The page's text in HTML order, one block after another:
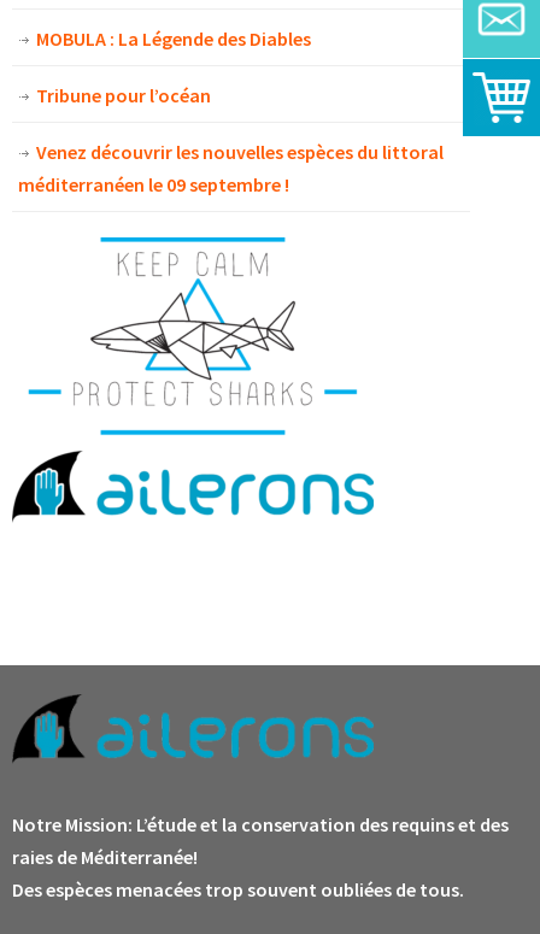
MOBULA : La Légende des Diables
Tribune pour l’océan
Venez découvrir les nouvelles espèces du littoral
méditerranéen le 09 septembre !
Notre Mission: L’étude et la conservation des requins et des
raies de Méditerranée!
Des espèces menacées trop souvent oubliées de tous.